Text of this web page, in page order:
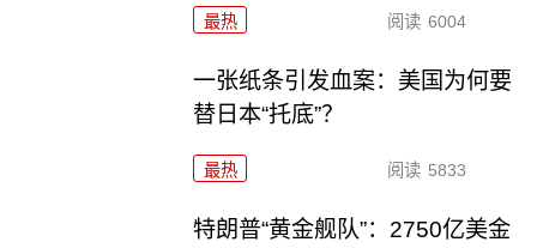
最热 阅读 6004
一张纸条引发血案：美国为何要
替日本“托底”？
最热 阅读 5833
特朗普“黄金舰队”：2750亿美金